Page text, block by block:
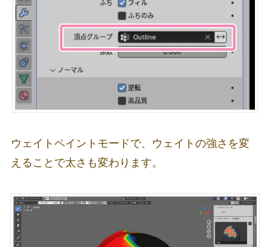
ウェイトペイントモードで、ウェイトの強さを変
えることで太さも変わります。